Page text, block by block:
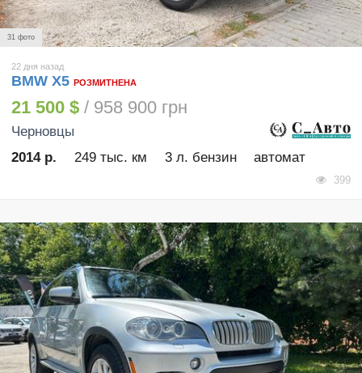
31 фото
22 дня назад
BMW X5 РОЗМИТНЕНА
21 500 $ / 958 900 грн
Черновцы
2014 р.
249 тыс. км 3 л. бензин автомат
399